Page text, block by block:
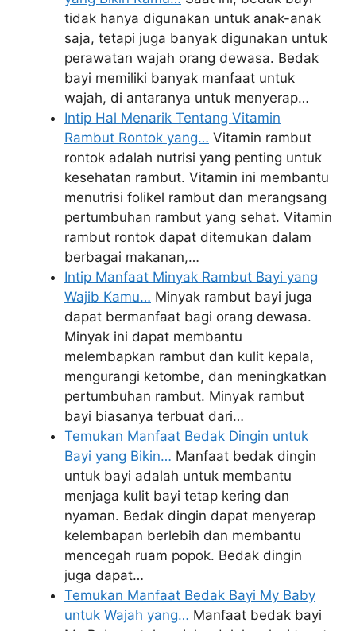
tidak hanya digunakan untuk anak-anak
saja, tetapi juga banyak digunakan untuk
perawatan wajah orang dewasa. Bedak
bayi memiliki banyak manfaat untuk
wajah, di antaranya untuk menyerap…
Intip Hal Menarik Tentang Vitamin
Rambut Rontok yang… Vitamin rambut
rontok adalah nutrisi yang penting untuk
kesehatan rambut. Vitamin ini membantu
menutrisi folikel rambut dan merangsang
pertumbuhan rambut yang sehat. Vitamin
rambut rontok dapat ditemukan dalam
berbagai makanan,…
Intip Manfaat Minyak Rambut Bayi yang
Wajib Kamu… Minyak rambut bayi juga
dapat bermanfaat bagi orang dewasa.
Minyak ini dapat membantu
melembapkan rambut dan kulit kepala,
mengurangi ketombe, dan meningkatkan
pertumbuhan rambut. Minyak rambut
bayi biasanya terbuat dari…
Temukan Manfaat Bedak Dingin untuk
Bayi yang Bikin… Manfaat bedak dingin
untuk bayi adalah untuk membantu
menjaga kulit bayi tetap kering dan
nyaman. Bedak dingin dapat menyerap
kelembapan berlebih dan membantu
mencegah ruam popok. Bedak dingin
juga dapat…
Temukan Manfaat Bedak Bayi My Baby
untuk Wajah yang… Manfaat bedak bayi